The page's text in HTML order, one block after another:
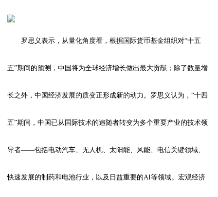
罗思义表示，从量化角度看，根据国际货币基金组织对“十五
五”期间的预测，中国将为全球经济增长做出最大贡献；除了数量增
长之外，中国经济发展的质变正形成新的动力。罗思义认为，“十四
五”期间，中国已从国际技术的追随者转变为多个重要产业的技术领
导者——包括电动汽车、无人机、太阳能、风能、电信关键领域、
快速发展的制药和电池行业，以及日益重要的AI等领域。宏观经济